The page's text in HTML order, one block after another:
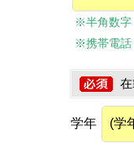
※半角数字
※携帯電話
学年